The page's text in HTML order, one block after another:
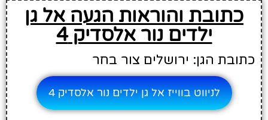
כתובת והוראות הגעה אל גן
ילדים נור אלסדיק 4
כתובת הגן: ירושלים צור בחר
לניווט בווייז אל גן ילדים נור אלסדיק 4